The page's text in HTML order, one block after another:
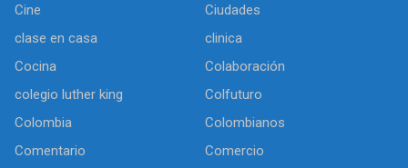
Cine
Ciudades
clase en casa
clinica
Cocina
Colaboración
colegio luther king
Colfuturo
Colombia
Colombianos
Comentario
Comercio